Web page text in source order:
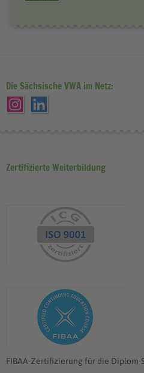
Die Sächsische VWA im Netz:
Zertifizierte Weiterbildung
FIBAA-Zertifizierung für die Diplom-